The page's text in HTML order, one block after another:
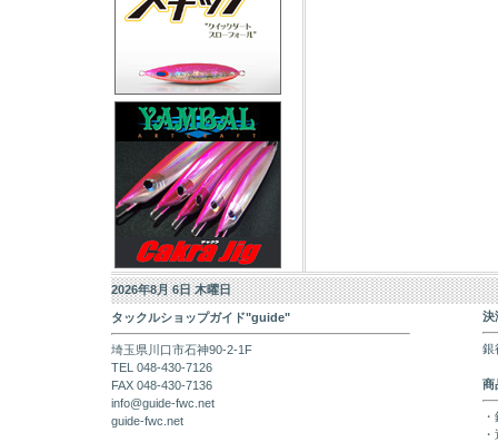
2026年8月 6日 木曜日
タックルショップガイド"guide"
埼玉県川口市石神90-2-1F
TEL 048-430-7126
FAX 048-430-7136
info@guide-fwc.net
guide-fwc.net
決
銀
商